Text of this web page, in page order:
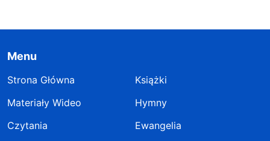
Menu
Strona Główna
Książki
Materiały Wideo
Hymny
Czytania
Ewangelia